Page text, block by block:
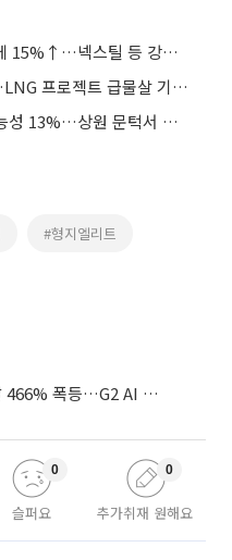
휴스틸, 트럼프 정책 수혜 소식에 15%↑…넥스틸 등 강관주 동반 상승세
넥스틸, 알래스카 주지사 방한…LNG 프로젝트 급물살 기대감에 상승세
美 클래리티 법안 연내 통과 가능성 13%…상원 문턱서 제동
#형지엘리트
‘中 D램 굴기’ CXMT, 데뷔 첫날 466% 폭등…G2 AI 패권 ‘쩐의 전쟁’
슬퍼요
0
추가취재 원해요
0